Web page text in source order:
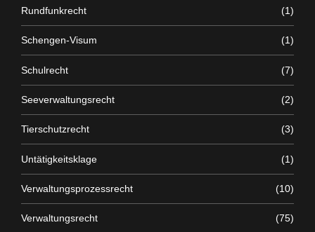
Rundfunkrecht (1)
Schengen-Visum (1)
Schulrecht (7)
Seeverwaltungsrecht (2)
Tierschutzrecht (3)
Untätigkeitsklage (1)
Verwaltungsprozessrecht (10)
Verwaltungsrecht (75)